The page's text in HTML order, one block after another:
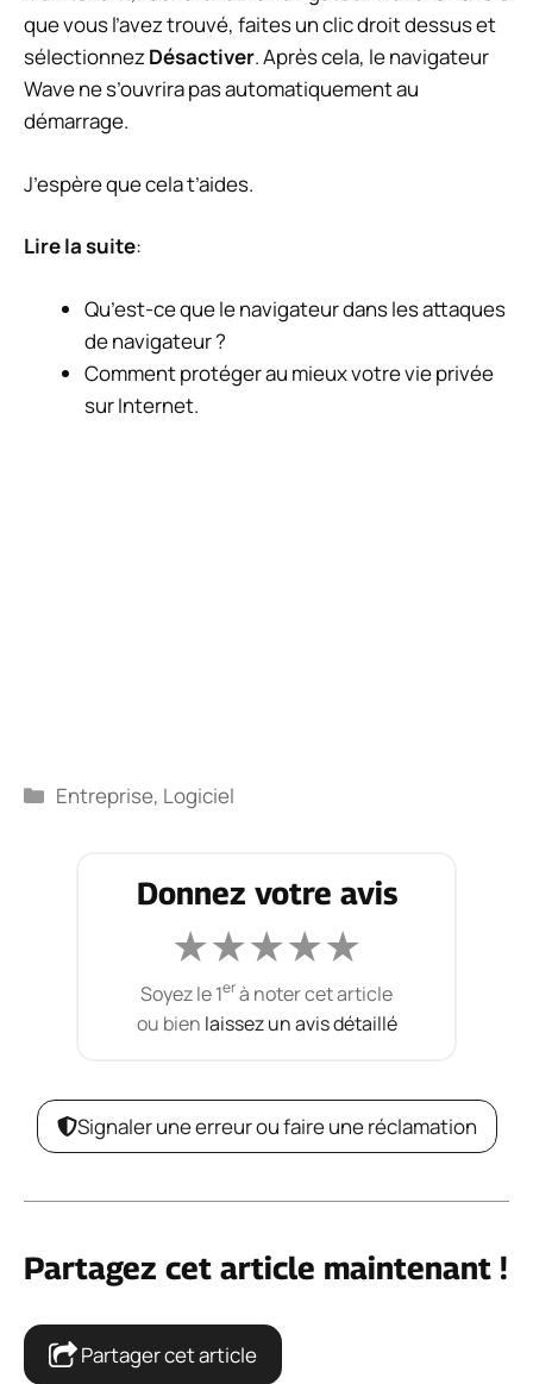
que vous l’avez trouvé, faites un clic droit dessus et
sélectionnezDésactiver. Après cela, le navigateur
Wave ne s’ouvrira pas automatiquement au
démarrage.
J’espère que cela t’aides.
Lire la suite:
Qu’est-ce que le navigateur dans les attaques
de navigateur ?
Comment protéger au mieux votre vie privée
sur Internet.
Catégories
Entreprise, Logiciel
Donnez votre avis
★★★★★
Soyez le 1erà noter cet article
ou bien laissez un avis détaillé
Signaler une erreur ou faire une réclamation
Partagez cet article maintenant !
Partager cet article